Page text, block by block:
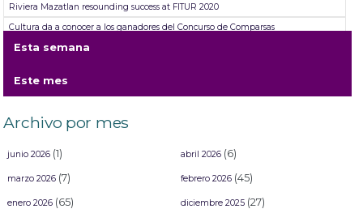
Riviera Mazatlan resounding success at FITUR 2020
Cultura da a conocer a los ganadores del Concurso de Comparsas
Chayanne, Maluma, Intocable y Placido Domingo, los artistas que estarían en
Esta semana
Este mes
Archivo por mes
junio 2026(1) abril 2026(6)
marzo 2026(7) febrero 2026(45)
enero 2026(65) diciembre 2025(27)